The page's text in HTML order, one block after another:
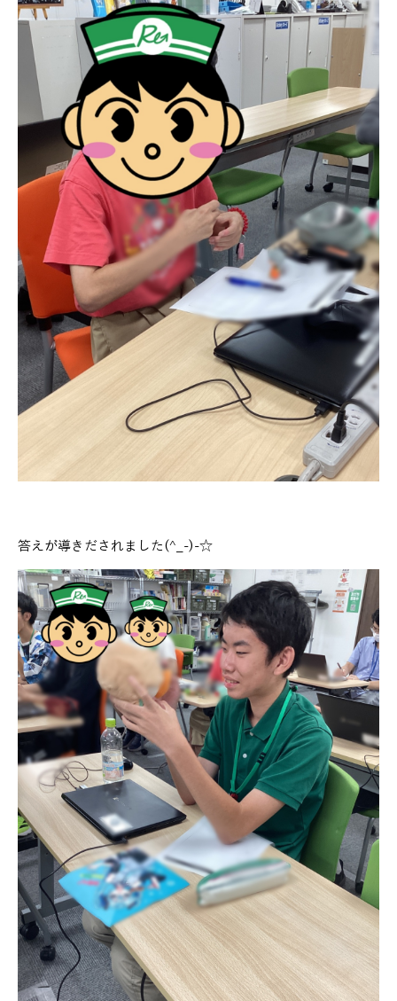
答えが導きだされました(^_-)-☆